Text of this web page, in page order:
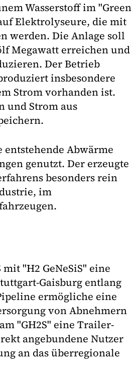
Wasserstoff im "Green
Elektrolyseure, die mit
werden. Die Anlage soll
Megawatt erreichen und
Der Betrieb
insbesondere
Strom vorhanden ist.
und Strom aus
Abwärme
genutzt. Der erzeugte
besonders rein
im
"H2 GeNeSiS" eine
Gaisburg entlang
ermögliche eine
von Abnehmern
"GH2S" eine Trailer-
angebundene Nutzer
an das überregionale